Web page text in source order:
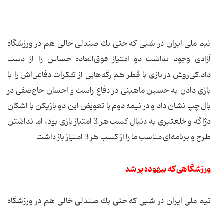
تیم ملی ایران در شبی كه حتی یك صندلی خالی هم در ورزشگاه
آزادی وجود نداشت دو امتیاز فوق‌العاده حساس را از دست
داد.كی‌روش در بازی با قطر هم رگه‌هایی از تفكرات دفاعی‌اش را با
بازی دادن به حسین ماهینی در دفاع راست و احسان حاج‌صفی در
بال چپ نشان داد و در نیمه دوم با تعویض این دو بازیكن با اشكان
دژاگه و خلعتبری به دنبال كسب هر 3 امتیاز بازی بود، اما نداشتن
طرح و برنامه‌ای مناسب ما را از كسب هر 3 امتیاز باز داشت
ورزشگاهی که بیهوده پر شد
تیم ملی ایران در شبی كه حتی یك صندلی خالی هم در ورزشگاه